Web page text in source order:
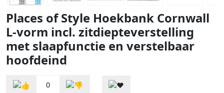
Places of Style Hoekbank Cornwall
L-vorm incl. zitdiepteverstelling
met slaapfunctie en verstelbaar
hoofdeind
0